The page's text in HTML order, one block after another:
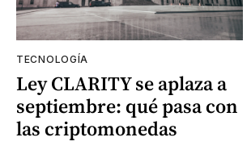
TECNOLOGÍA
Ley CLARITY se aplaza a
septiembre: qué pasa con
las criptomonedas